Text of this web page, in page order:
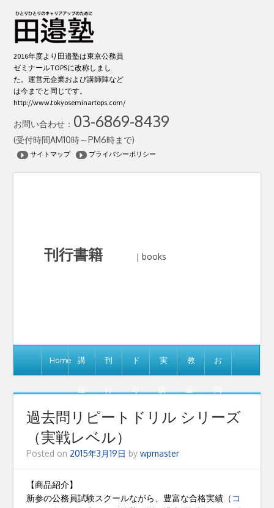
2016年度より田邉塾は東京公務員
ゼミナールTOPSに改称しまし
た。運営元企業および講師陣など
は今までと同じです。
http://www.tokyoseminartops.com/
お問い合わせ： 03-6869-8439
(受付時間AM10時～PM6時まで)
サイトマップ プライバシーポリシー
刊行書籍 ｜books
Home 講 刊
書
籍
ド
ル
実
講
教
企
お
い
過去問リピートドリル シリーズ
（実戦レベル）
Posted on 2015年3月19日 bywpmaster
【商品紹介】
新参の公務員試験スクールながら、豊富な合格実績（ コ